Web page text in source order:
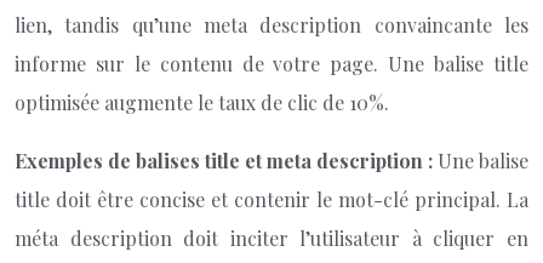
lien, tandis qu’une meta description convaincante les
informe sur le contenu de votre page. Une balise title
optimisée augmente le taux de clic de 10%.
Exemples de balises title et meta description : Une balise
title doit être concise et contenir le mot-clé principal. La
méta description doit inciter l’utilisateur à cliquer en